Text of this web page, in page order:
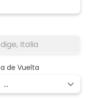
de Vuelta